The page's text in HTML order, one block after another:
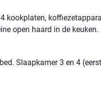
kookplaten,
open haard in de keuken.
Slaapkamer 3 en 4